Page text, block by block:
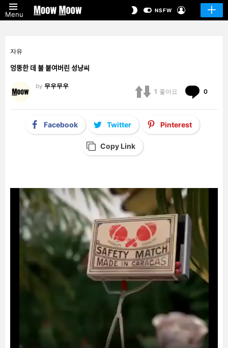
Menu
SWITCHNSFW
자유
엉뚱한 데 불 붙여버린 성냥씨
by 무우무우
1 좋아요 0
Facebook Twitter Pinterest
Copy Link